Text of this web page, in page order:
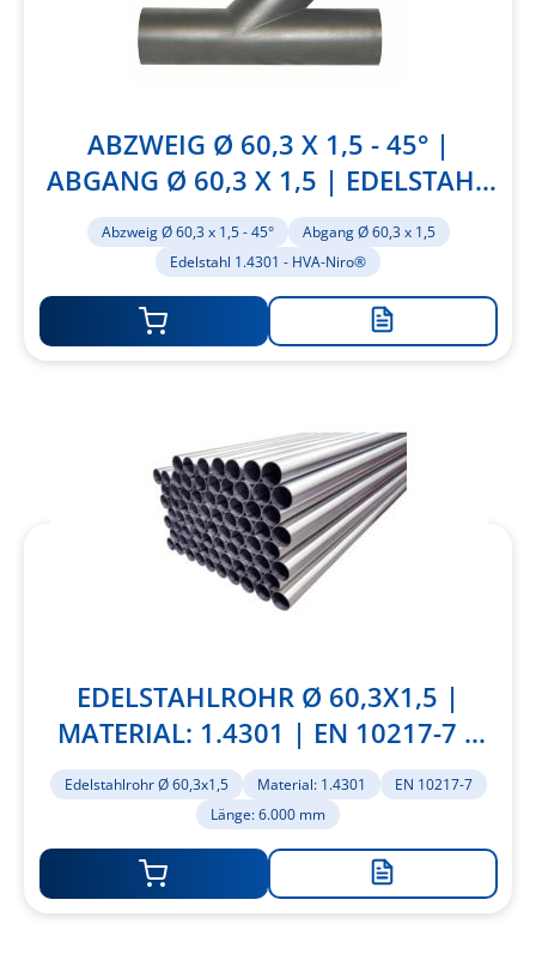
ABZWEIG Ø 60,3 X 1,5 - 45° |
ABGANG Ø 60,3 X 1,5 | EDELSTAHL
1.4301 - HVA-NIRO®
Abzweig Ø 60,3 x 1,5 - 45°
Abgang Ø 60,3 x 1,5
Edelstahl 1.4301 - HVA-Niro®
Zur
hinzufügen
EDELSTAHLROHR Ø 60,3X1,5 |
MATERIAL: 1.4301 | EN 10217-7 |
LÄNGE: 6.000 MM
Edelstahlrohr Ø 60,3x1,5 Material: 1.4301
EN 10217-7
Länge: 6.000 mm
Zur